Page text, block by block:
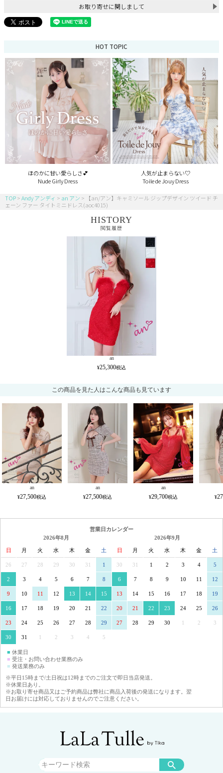
お取り寄せに関しまして
HOT TOPIC
ほのかに甘い愛らしさ💕
Nude Girly Dress
人気が止まらない♡
Toile de Jouy Dress
TOP Andy アンディ an アン
【an/アン】キャミソール ジップデザイン ツイード チ
ェーン ファー タイトミニドレス(aoc4015)
HISTORY
閲覧履歴
an
25,300
この商品を見た人はこんな商品も見ています
an
27,500
an
27,500
an
29,700
営業日カレンダー
2026年8月
日 月 火 水 木 金 土
26 27 28 29 30 31 1
2 3 4 5 6 7 8
9 10 11 12 13 14 15
16 17 18 19 20 21 22
23 24 25 26 27 28 29
30 31 1 2 3 4 5
2026年9月
日 月 火 水 木 金 土
30 31 1 2 3 4 5
6 7 8 9 10 11 12
13 14 15 16 17 18 19
20 21 22 23 24 25 26
27 28 29 30 1 2 3
■ 休業日
■ 受注・お問い合わせ業務のみ
■ 発送業務のみ
※平日15時まで/土日祝は12時までのご注文で即日当店発送。
※休業日あり。
※お取り寄せ商品又はご予約商品は弊社に商品入荷後の発送になります。翌
日お届けには対応しておりませんのでご注意ください。